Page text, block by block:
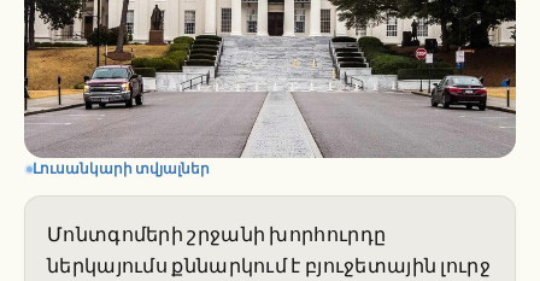
Լուսանկարի տվյալներ
Մոնտգոմերի շրջանի խորհուրդը
ներկայումս քննարկում է բյուջետային լուրջ